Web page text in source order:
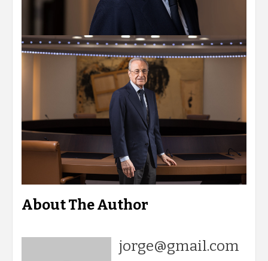
About The Author
jorge@gmail.com